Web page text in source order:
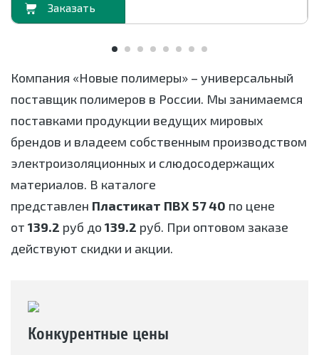
Компания «Новые полимеры» – универсальный
поставщик полимеров в России. Мы занимаемся
поставками продукции ведущих мировых
брендов и владеем собственным производством
электроизоляционных и слюдосодержащих
материалов. В каталоге
представлен Пластикат ПВХ 57 40 по цене
от 139.2 руб до 139.2 руб. При оптовом заказе
действуют скидки и акции.
Конкурентные цены